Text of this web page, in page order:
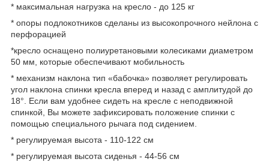
* максимальная нагрузка на кресло - до 125 кг
* опоры подлокотников сделаны из высокопрочного нейлона с
перфорацией
*кресло оснащено полиуретановыми колесиками диаметром
50 мм, которые обеспечивают мобильность
* механизм наклона тип «бабочка» позволяет регулировать
угол наклона спинки кресла вперед и назад с амплитудой до
18°. Если вам удобнее сидеть на кресле с неподвижной
спинкой, Вы можете зафиксировать положение спинки с
помощью специального рычага под сидением.
* регулируемая высота - 110-122 см
* регулируемая высота сиденья - 44-56 см